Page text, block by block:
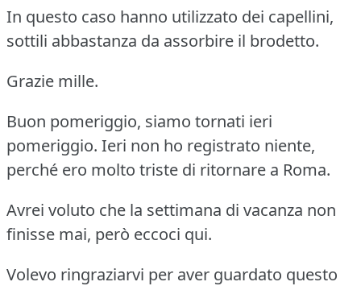
In questo caso hanno utilizzato dei capellini,
sottili abbastanza da assorbire il brodetto.
Grazie mille.
Buon pomeriggio, siamo tornati ieri
pomeriggio. Ieri non ho registrato niente,
perché ero molto triste di ritornare a Roma.
Avrei voluto che la settimana di vacanza non
finisse mai, però eccoci qui.
Volevo ringraziarvi per aver guardato questo